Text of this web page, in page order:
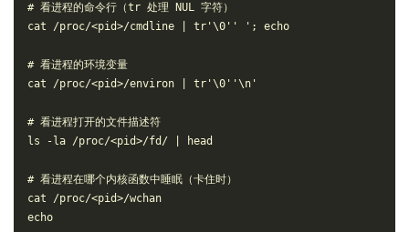
# 看进程的命令行（tr 处理 NUL 字符）
cat /proc/<pid>/cmdline | tr'\0'' '; echo
# 看进程的环境变量
cat /proc/<pid>/environ | tr'\0''\n'
# 看进程打开的文件描述符
ls -la /proc/<pid>/fd/ | head
# 看进程在哪个内核函数中睡眠（卡住时）
cat /proc/<pid>/wchan
echo